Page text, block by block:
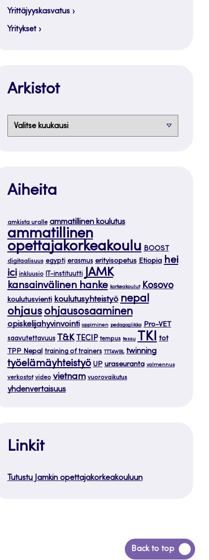
Yrittäjyyskasvatus
Yritykset
Arkistot
Arkistot
Aiheita
amkista uralle ammatillinen koulutus
ammatillinen
opettajakorkeakoulu BOOST
digitaalisuus egypti erasmus erityisopetus Etiopia hei
ici inkluusio IT-instituutti JAMK
kansainvälinen hanke korkeakoulut Kosovo
koulutusvienti koulutusyhteistyö nepal
ohjaus ohjausosaaminen
opiskelijahyvinvointi oppiminen pedagogiikka Pro-VET
saavutettavuus T&K TECIP tempus tessu TKI tot
TPP Nepal training of trainers TTT4WBL twinning
työelämäyhteistyö UP uraseuranta valmennus
verkostot video vietnam vuorovaikutus
yhdenvertaisuus
Linkit
Tutustu Jamkin opettajakorkeakouluun
Back to top
Siirry